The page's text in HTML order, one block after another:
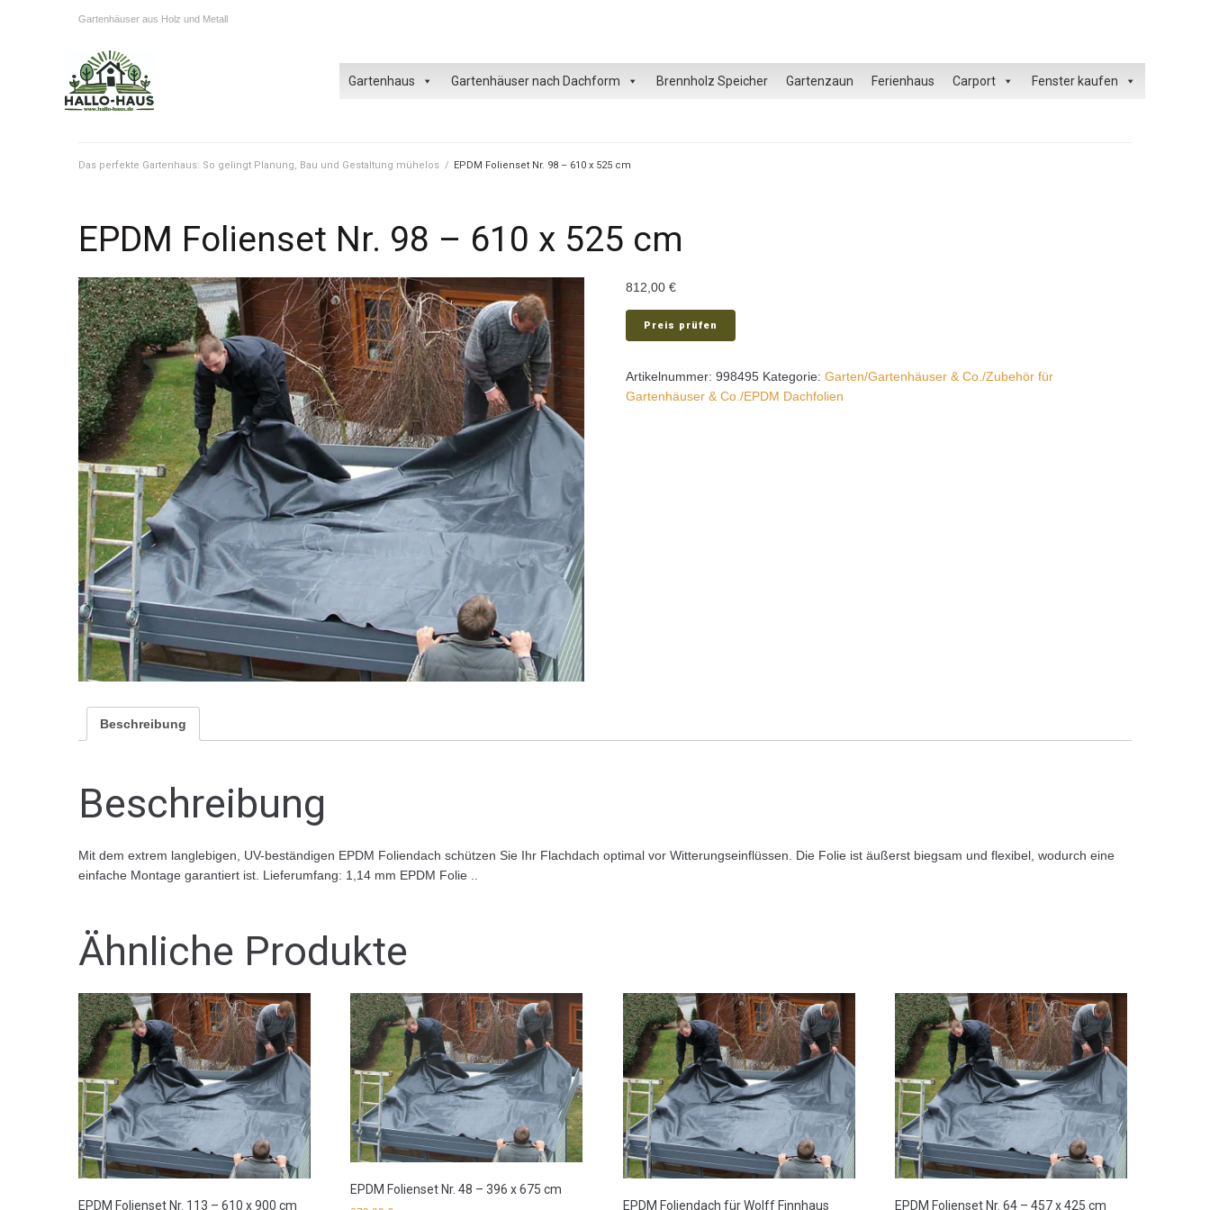
Gartenhäuser aus Holz und Metall
Gartenhaus Gartenhäuser nach Dachform Brennholz Speicher Gartenzaun Ferienhaus Carport Fenster kaufen
Das perfekte Gartenhaus: So gelingt Planung, Bau und Gestaltung mühelos / EPDM Folienset Nr. 98 – 610 x 525 cm
EPDM Folienset Nr. 98 – 610 x 525 cm
812,00€
Preis prüfen
Artikelnummer:998495 Kategorie:Garten/Gartenhäuser & Co./Zubehör für
Gartenhäuser & Co./EPDM Dachfolien
Beschreibung
Beschreibung
Mit dem extrem langlebigen, UV-beständigen EPDM Foliendach schützen Sie Ihr Flachdach optimal vor Witterungseinflüssen. Die Folie ist äußerst biegsam und flexibel, wodurch eine
einfache Montage garantiert ist. Lieferumfang: 1,14 mm EPDM Folie ..
Ähnliche Produkte
EPDM Folienset Nr. 113 – 610 x 900 cm
EPDM Folienset Nr. 48 – 396 x 675 cm
EPDM Foliendach für Wolff Finnhaus EPDM Folienset Nr. 64 – 457 x 425 cm